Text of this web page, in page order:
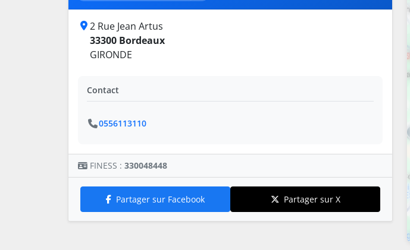
2 Rue Jean Artus
33300 Bordeaux
GIRONDE
Contact
0556113110
FINESS : 330048448
Partager sur Facebook Partager sur X